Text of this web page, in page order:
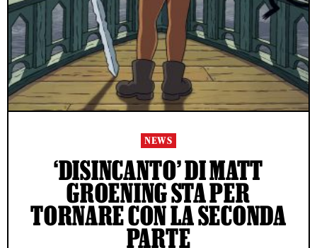
NEWS
‘DISINCANTO’ DI MATT
GROENING STA PER
TORNARE CON LA SECONDA
PARTE